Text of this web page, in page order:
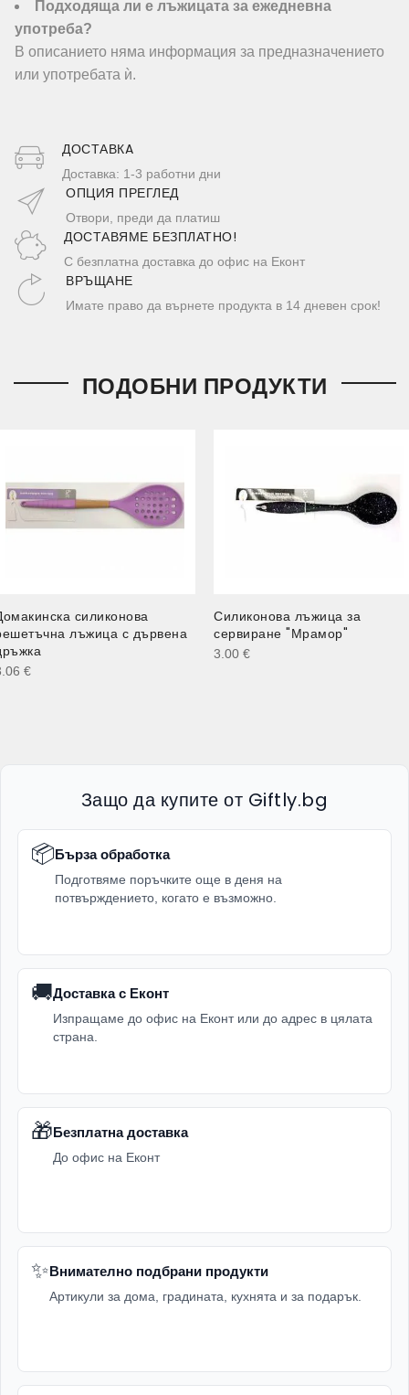
Подходяща ли е лъжицата за ежедневна
употреба?
В описанието няма информация за предназначението
или употребата ѝ.
ДОСТАВКA
Доставка: 1-3 работни дни
ОПЦИЯ ПРЕГЛЕД
Отвори, преди да платиш
ДОСТАВЯМЕ БЕЗПЛАТНО!
С безплатна доставка до офис на Еконт
ВРЪЩАНЕ
Имате право да върнете продукта в 14 дневен срок!
ПОДОБНИ ПРОДУКТИ
силиконова
лъжица с дървена
€
Силиконова лъжица за
сервиране "Мрамор"
3.00 €
Защо да купите от Giftly.bg
📦Бърза обработка
Подготвяме поръчките още в деня на
потвърждението, когато е възможно.
🚚Доставка с Еконт
Изпращаме до офис на Еконт или до адрес в цялата
страна.
🎁Безплатна доставка
До офис на Еконт
✨Внимателно подбрани продукти
Артикули за дома, градината, кухнята и за подарък.